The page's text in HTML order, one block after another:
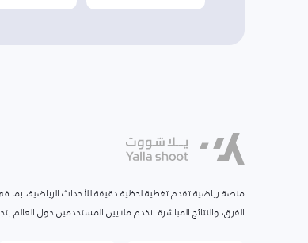
منصة رياضية تقدم تغطية لحظية دقيقة للأحداث الرياضية، بما
الفرق، والنتائج المباشرة. نخدم ملايين المستخدمين حول العالم